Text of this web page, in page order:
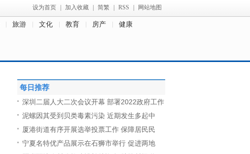
设为首页 加入收藏 简繁 RSS 网站地图
旅游 文化 教育 房产 健康
每日推荐
深圳二届人大二次会议开幕 部署2022政府工作
泥螺因其受到贝类毒素污染 近期发生多起中
厦港街道有序开展选举投票工作 保障居民民
宁夏名特优产品展示在石狮市举行 促进两地